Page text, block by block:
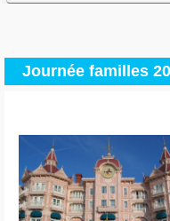
Journée familles